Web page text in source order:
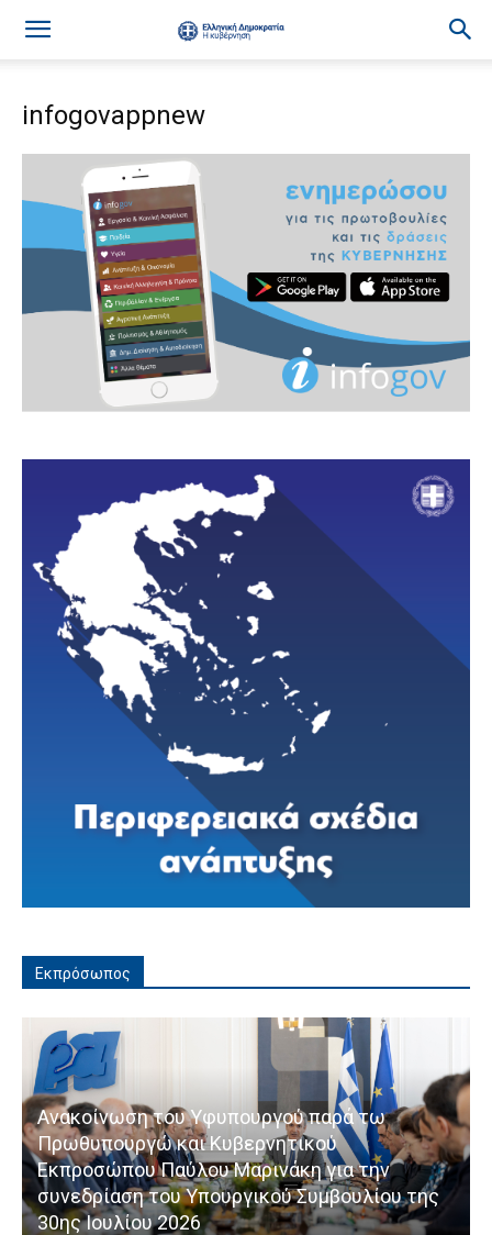
infogovappnew
Εκπρόσωπος
Ανακοίνωση του Υφυπουργού παρά τω
Πρωθυπουργώ και Κυβερνητικού
Εκπροσώπου Παύλου Μαρινάκη για την
συνεδρίαση του Υπουργικού Συμβουλίου της
30ης Ιουλίου 2026